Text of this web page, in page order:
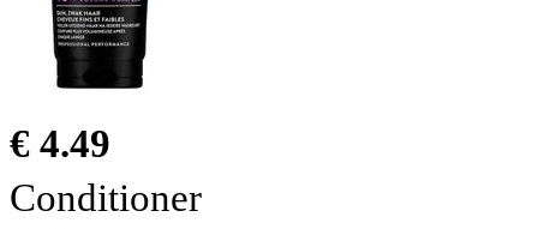
€ 4.49
Conditioner